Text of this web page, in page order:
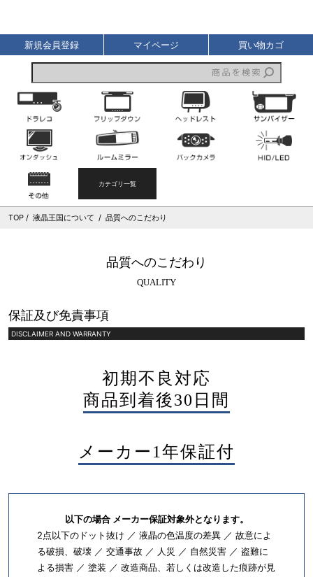
新規会員登録 マイページ 買い物カゴ
フリップダウンモニター ヘッドレストモニター
オンダッシュモニター ルームミラーモニター バックカメラ
カテゴリ一覧
TOP 液晶王国について 品質へのこだわり
品質へのこだわり
QUALITY
保証及び免責事項
DISCLAIMER AND WARRANTY
初期不良対応
商品到着後30日間
メーカー1年保証付
以下の場合 メーカー保証対象外となります。
2点以下のドット抜け ／ 液晶の色温度の差異 ／ 故意によ
る破損、破壊 ／ 交通事故 ／ 人災 ／ 自然災害 ／ 盗難に
よる損害 ／ 塗装 ／ 改造商品、若しくは改造した痕跡が見